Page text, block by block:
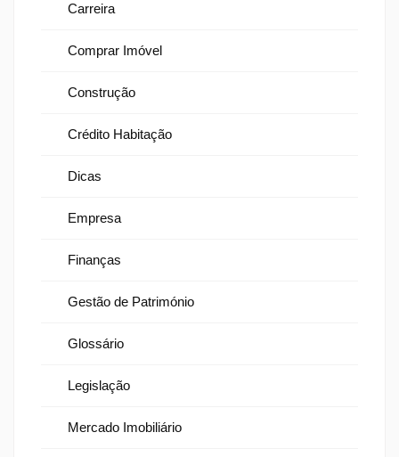
Carreira
Comprar Imóvel
Construção
Crédito Habitação
Dicas
Empresa
Finanças
Gestão de Património
Glossário
Legislação
Mercado Imobiliário